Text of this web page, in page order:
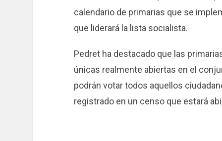
calendario de primarias que se
que liderará la lista socialista.
Pedret ha destacado que las
únicas realmente abiertas en el
podrán votar todos aquellos
registrado en un censo que estará